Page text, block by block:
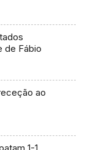
de Fábio
ao